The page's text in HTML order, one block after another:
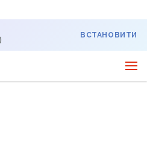
ВСТАНОВИТИ